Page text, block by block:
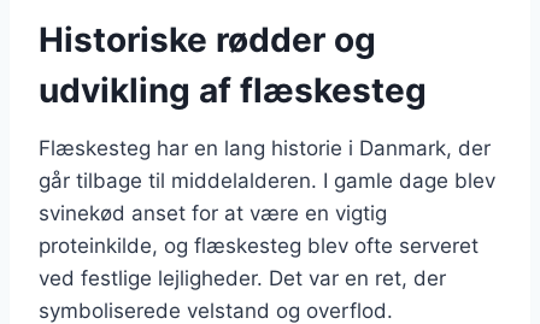
Historiske rødder og
udvikling af flæskesteg
Flæskesteg har en lang historie i Danmark, der
går tilbage til middelalderen. I gamle dage blev
svinekød anset for at være en vigtig
proteinkilde, og flæskesteg blev ofte serveret
ved festlige lejligheder. Det var en ret, der
symboliserede velstand og overflod.